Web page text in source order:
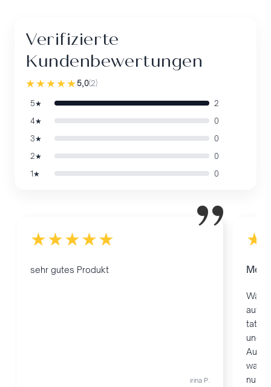
Verifizierte
Kundenbewertungen
★★★★★5,0(2)
5★
2
4★
0
3★
0
2★
0
1★
0
”
★★★★★
sehr gutes Produkt
irina P.
Was
und
nur